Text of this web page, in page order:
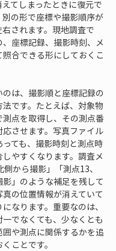
てしまったときに復元で
別の形で座標や撮影順序が
されます。現地調査で
座標記録、撮影時刻、メ
合できる形にしておくこ
は、撮影順と座標記録の
です。たとえば、対象物
点を取得し、その測点番
させます。写真ファイル
ても、撮影時刻と測点時
やすくなります。調査メ
から撮影」「測点13、
」のような補足を残して
の位置情報が消えていて
なります。重要なのは、
でなくても、少なくとも
囲や測点に関係するかを追
ことです。